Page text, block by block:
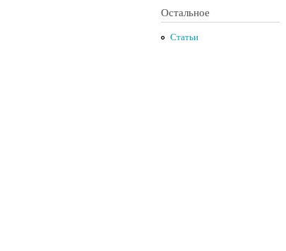
Остальное
Статьи